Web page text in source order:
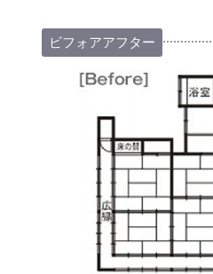
ビフォアアフター